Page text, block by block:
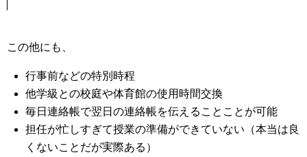
この他にも、
行事前などの特別時程
他学級との校庭や体育館の使用時間交換
毎日連絡帳で翌日の連絡帳を伝えることことが可能
担任が忙しすぎて授業の準備ができていない（本当は良
くないことだが実際ある）